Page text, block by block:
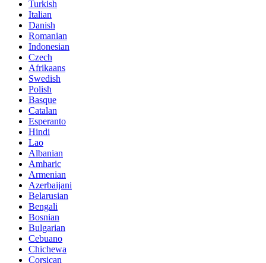
Turkish
Italian
Danish
Romanian
Indonesian
Czech
Afrikaans
Swedish
Polish
Basque
Catalan
Esperanto
Hindi
Lao
Albanian
Amharic
Armenian
Azerbaijani
Belarusian
Bengali
Bosnian
Bulgarian
Cebuano
Chichewa
Corsican